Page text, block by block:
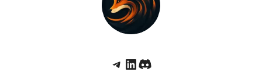
Telegram
LinkedIn
Discord